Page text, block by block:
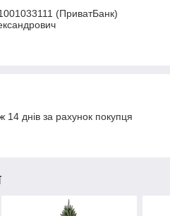
(ПриватБанк)
днів за рахунок покупця